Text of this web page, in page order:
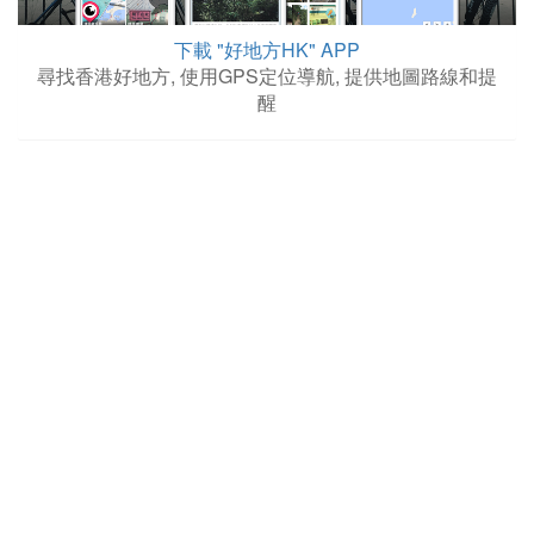
下載 "好地方HK" APP
尋找香港好地方, 使用GPS定位導航, 提供地圖路線和提
醒